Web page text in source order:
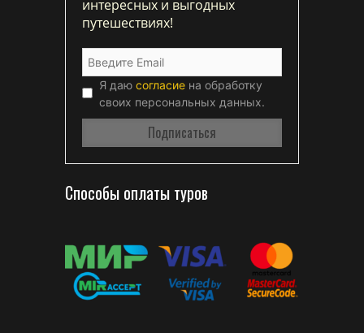
интересных и выгодных
путешествиях!
Я даю согласие на обработку
своих персональных данных.
Способы оплаты туров